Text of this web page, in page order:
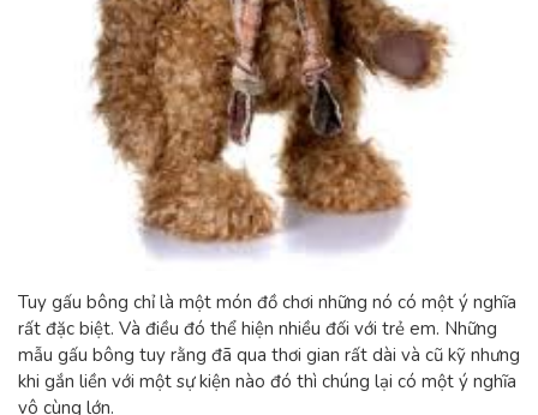
Tuy gấu bông chỉ là một món đồ chơi những nó có một ý nghĩa
rất đặc biệt. Và điều đó thể hiện nhiều đối với trẻ em. Những
mẫu gấu bông tuy rằng đã qua thơi gian rất dài và cũ kỹ nhưng
khi gắn liền với một sự kiện nào đó thì chúng lại có một ý nghĩa
vô cùng lớn.